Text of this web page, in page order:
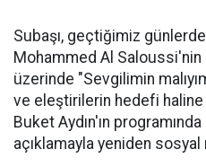
Subaşı, geçtiğimiz günlerde
Mohammed Al Saloussi'nin
üzerinde "Sevgilimin
ve eleştirilerin hedefi haline
Buket Aydın'ın
açıklamayla yeniden